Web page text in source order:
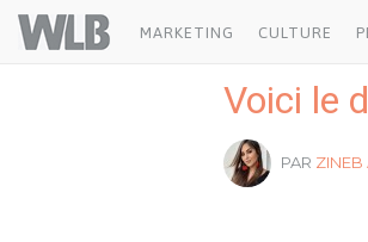
Welovebuzz
MARKETING CULTURE
Voici le
PAR ZINEB